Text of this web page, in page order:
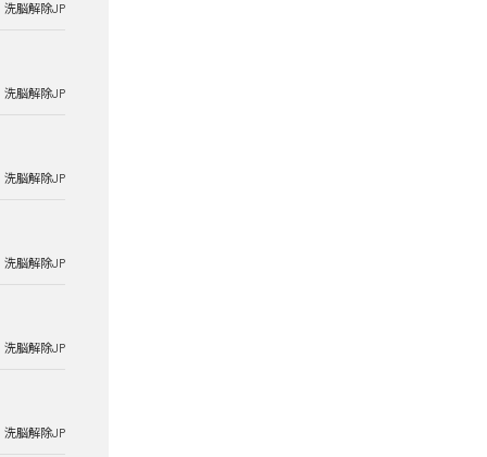
洗脳解除JP
洗脳解除JP
洗脳解除JP
洗脳解除JP
洗脳解除JP
洗脳解除JP